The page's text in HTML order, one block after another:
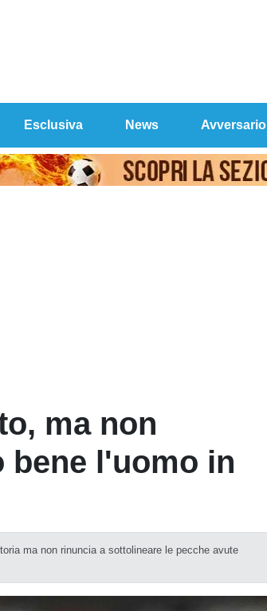
Esclusiva News Avversario
ma non
bene l'uomo in
ma non rinuncia a sottolineare le pecche avute